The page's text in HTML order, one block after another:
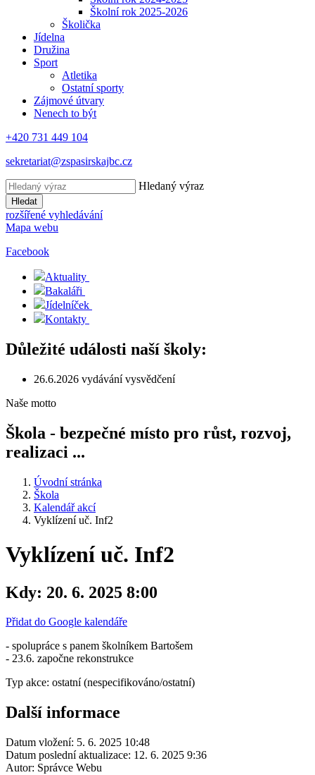
Školní rok 2025-2026
Školička
Jídelna
Družina
Sport
Atletika
Ostatní sporty
Zájmové útvary
Nenech to být
+420 731 449 104
sekretariat@zspasirskajbc.cz
Hledaný výraz
Hledat
rozšířené vyhledávání
Mapa webu
Facebook
Aktuality
Bakaláři
Jídelníček
Kontakty
Důležité události naší školy:
26.6.2026 vydávání vysvědčení
Naše motto
Škola - bezpečné místo pro růst, rozvoj,
realizaci ...
Úvodní stránka
Škola
Kalendář akcí
Vyklízení uč. Inf2
Vyklízení uč. Inf2
Kdy: 20. 6. 2025 8:00
Přidat do Google kalendáře
- spolupráce s panem školníkem Bartošem
- 23.6. započne rekonstrukce
Typ akce: ostatní (nespecifikováno/ostatní)
Další informace
Datum vložení: 5. 6. 2025 10:48
Datum poslední aktualizace: 12. 6. 2025 9:36
Autor: Správce Webu